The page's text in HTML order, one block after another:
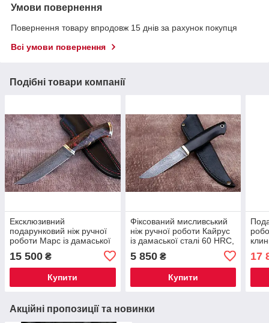
Умови повернення
Повернення товару впродовж 15 днів за рахунок покупця
Всі умови повернення
Подібні товари компанії
Ексклюзивний
подарунковий ніж ручної
роботи Марс із дамаської
сталі 60 HRC, зі шкіряним
чохлом у комплекті
15 500 ₴
Купити
Фіксований мисливський
ніж ручної роботи Кайрус
із дамаської сталі 60 HRC,
комплекті
5 850₴
Купити
17
Акційні пропозиції та новинки